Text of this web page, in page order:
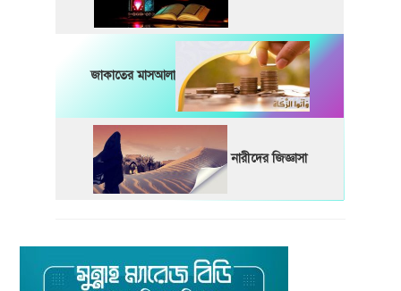
জাকাতের মাসআলা
নারীদের জিজ্ঞাসা